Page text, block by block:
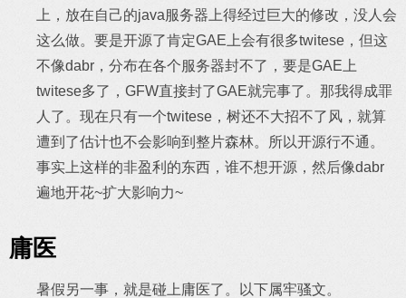
上，放在自己的java服务器上得经过巨大的修改，没人会
这么做。要是开源了肯定GAE上会有很多twitese，但这
不像dabr，分布在各个服务器封不了，要是GAE上
twitese多了，GFW直接封了GAE就完事了。那我得成罪
人了。现在只有一个twitese，树还不大招不了风，就算
遭到了估计也不会影响到整片森林。所以开源行不通。
事实上这样的非盈利的东西，谁不想开源，然后像dabr
遍地开花~扩大影响力~
庸医
暑假另一事，就是碰上庸医了。以下属牢骚文。